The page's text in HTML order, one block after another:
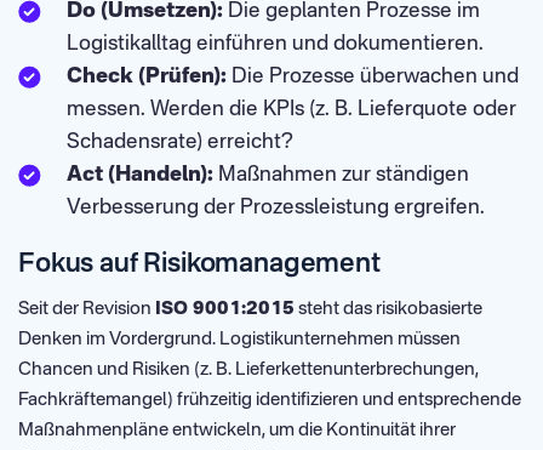
Do (Umsetzen): Die geplanten Prozesse im
Logistikalltag einführen und dokumentieren.
Check (Prüfen): Die Prozesse überwachen und
messen. Werden die KPIs (z. B. Lieferquote oder
Schadensrate) erreicht?
Act (Handeln): Maßnahmen zur ständigen
Verbesserung der Prozessleistung ergreifen.
Fokus auf Risikomanagement
Seit der Revision ISO 9001:2015 steht das risikobasierte
Denken im Vordergrund. Logistikunternehmen müssen
Chancen und Risiken (z. B. Lieferkettenunterbrechungen,
Fachkräftemangel) frühzeitig identifizieren und entsprechende
Maßnahmenpläne entwickeln, um die Kontinuität ihrer